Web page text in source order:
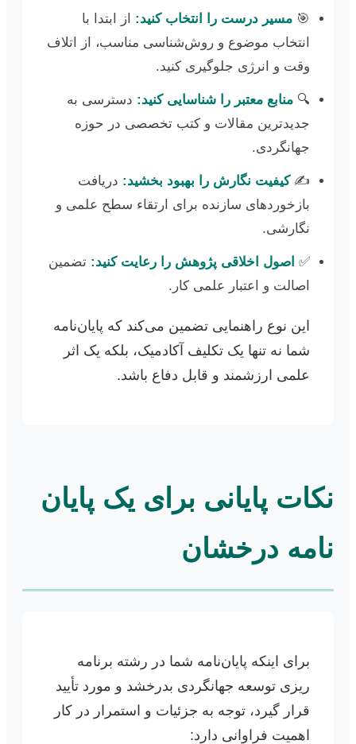
🎯 مسیر درست را انتخاب کنید: از ابتدا با
انتخاب موضوع و روش‌شناسی مناسب، از اتلاف
وقت و انرژی جلوگیری کنید.
🔍 منابع معتبر را شناسایی کنید: دسترسی به
جدیدترین مقالات و کتب تخصصی در حوزه
جهانگردی.
✍️کیفیت نگارش را بهبود بخشید: دریافت
بازخوردهای سازنده برای ارتقاء سطح علمی و
نگارشی.
✅ اصول اخلاقی پژوهش را رعایت کنید: تضمین
اصالت و اعتبار علمی کار.
این نوع راهنمایی تضمین می‌کند که پایان‌نامه
شما نه تنها یک تکلیف آکادمیک، بلکه یک اثر
علمی ارزشمند و قابل دفاع باشد.
نکات پایانی برای یک پایان
نامه درخشان
برای اینکه پایان‌نامه شما در رشته برنامه
ریزی توسعه جهانگردی بدرخشد و مورد تأیید
قرار گیرد، توجه به جزئیات و استمرار در کار
اهمیت فراوانی دارد: